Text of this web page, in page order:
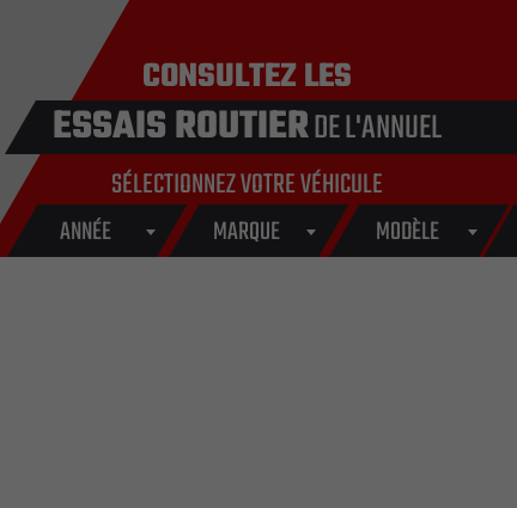
CONSULTEZ LES
ESSAIS ROUTIERDE L'ANNUEL
SÉLECTIONNEZ VOTRE VÉHICULE
ANNÉE MARQUE MODÈLE